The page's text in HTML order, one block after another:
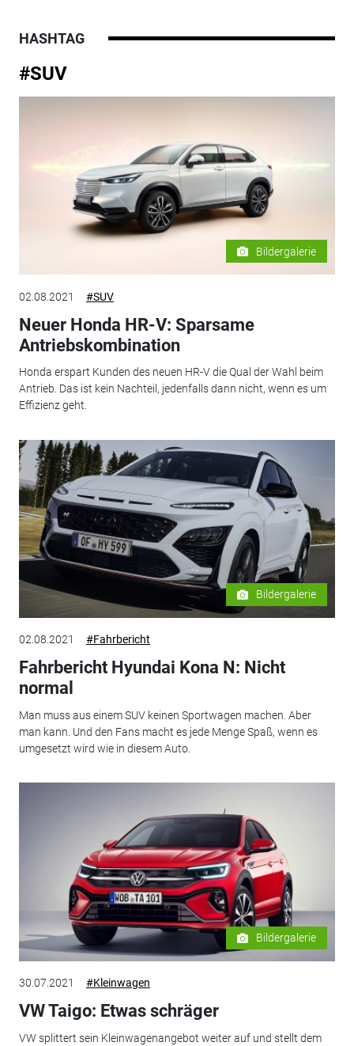
HASHTAG
#SUV
Bildergalerie
02.08.2021 #SUV
Neuer Honda HR-V: Sparsame
Antriebskombination
Honda erspart Kunden des neuen HR-V die Qual der Wahl beim
Antrieb. Das ist kein Nachteil, jedenfalls dann nicht, wenn es um
Effizienz geht.
Bildergalerie
02.08.2021 #Fahrbericht
Fahrbericht Hyundai Kona N: Nicht
normal
Man muss aus einem SUV keinen Sportwagen machen. Aber
man kann. Und den Fans macht es jede Menge Spaß, wenn es
umgesetzt wird wie in diesem Auto.
Bildergalerie
30.07.2021 #Kleinwagen
VW Taigo: Etwas schräger
VW splittert sein Kleinwagenangebot weiter auf und stellt dem